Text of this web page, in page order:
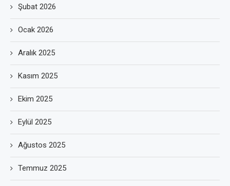
Şubat 2026
Ocak 2026
Aralık 2025
Kasım 2025
Ekim 2025
Eylül 2025
Ağustos 2025
Temmuz 2025